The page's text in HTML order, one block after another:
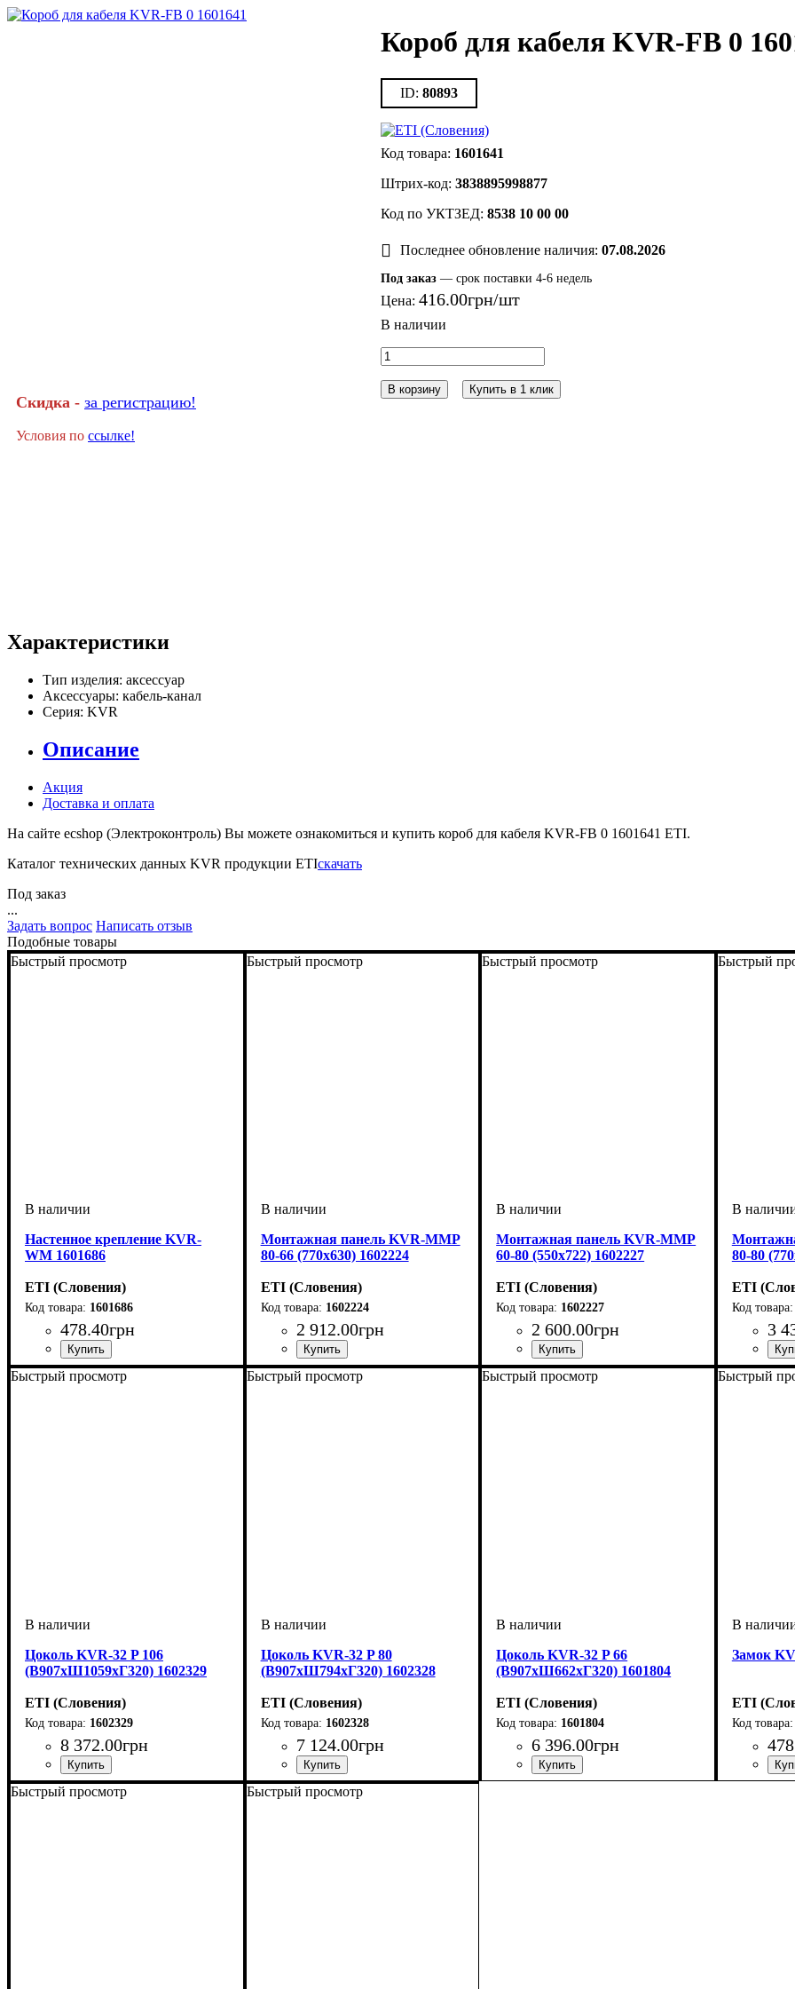
Скидка - за регистрацию!
Условия по ссылке!
Короб для кабеля KVR-FB 0
80893
1601641
3838895998877
8538 10 00 00
Последнее обновление наличия: 07.08.2026
Под заказ— срок поставки 4-6 недель
Цена: 416.00грн
В корзину Купить в 1 клик
Характеристики
Тип изделия: аксессуар
Аксессуары: кабель-канал
Серия: KVR
Описание
Акция
Доставка и оплата
На сайте ecshop (Электроконтроль) Вы можете ознакомиться и купить короб для кабеля KVR-FB 0 1601641 ETI.
Каталог технических данных KVR продукции ETIскачать
Под заказ
...
Задать вопрос Написать отзыв
Подобные товары
Быстрый просмотр
Настенное крепление KVR-
WM 1601686
ETI (Словения)
1601686
478.40грн
Тип изделия: аксессуар
Аксессуары: крепление
Серия: KVR
Быстрый просмотр
Монтажная панель KVR-MMP
80-66 (770х630) 1602224
ETI (Словения)
1602224
2 912.00грн
Тип изделия: аксессуар
Аксессуары: панель монтажная
Высота: 770
Ширина: 630
Серия: KVR
Быстрый просмотр
Монтажная панель KVR-MMP
60-80 (550х722) 1602227
ETI (Словения)
1602227
2 600.00грн
Тип изделия: аксессуар
Аксессуары: панель монтажная
Высота: 550
Ширина: 722
Серия: KVR
Быстрый
80-80
ETI
3
Тип
Высота:
Ширина:
Серия:
Быстрый просмотр
Цоколь KVR-32 P 106
(В907хШ1059хГ320) 1602329
ETI (Словения)
1602329
8 372.00грн
Тип изделия: аксессуар
Аксессуары: цоколь
Серия: KVR
Быстрый просмотр
Цоколь KVR-32 P 80
(В907хШ794хГ320) 1602328
ETI (Словения)
1602328
7 124.00грн
Тип изделия: аксессуар
Аксессуары: цоколь
Серия: KVR
Быстрый просмотр
Цоколь KVR-32 P 66
(В907хШ662хГ320) 1601804
ETI (Словения)
1601804
6 396.00грн
Тип изделия: аксессуар
Аксессуары: цоколь
Серия: KVR
Быстрый
Замок
ETI
478
Тип
Серия:
Быстрый просмотр Быстрый просмотр